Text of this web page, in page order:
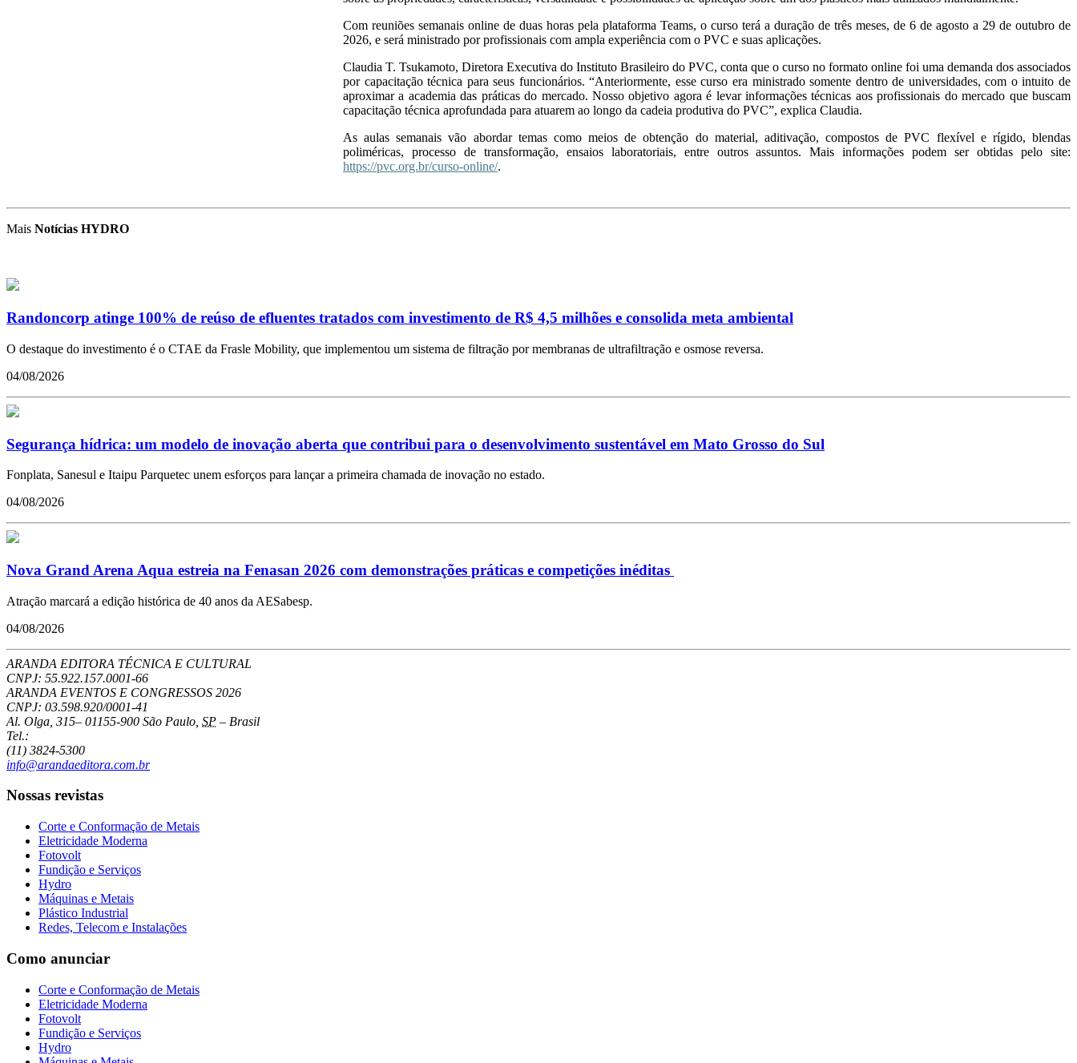
Com reuniões semanais online de duas horas pela plataforma Teams, o curso terá a duração de três meses, de 6 de agosto a 29 de outubro de
2026, e será ministrado por profissionais com ampla experiência com o PVC e suas aplicações.
Claudia T. Tsukamoto, Diretora Executiva do Instituto Brasileiro do PVC, conta que o curso no formato online foi uma demanda dos associados
por capacitação técnica para seus funcionários. “Anteriormente, esse curso era ministrado somente dentro de universidades, com o intuito de
aproximar a academia das práticas do mercado. Nosso objetivo agora é levar informações técnicas aos profissionais do mercado que buscam
capacitação técnica aprofundada para atuarem ao longo da cadeia produtiva do PVC”, explica Claudia.
As aulas semanais vão abordar temas como meios de obtenção do material, aditivação, compostos de PVC flexível e rígido, blendas
poliméricas, processo de transformação, ensaios laboratoriais, entre outros assuntos. Mais informações podem ser obtidas pelo site:
https://pvc.org.br/curso-online/.
Mais Notícias HYDRO
Randoncorp atinge 100% de reúso de efluentes tratados com investimento de R$ 4,5 milhões e consolida meta ambiental
O destaque do investimento é o CTAE da Frasle Mobility, que implementou um sistema de filtração por membranas de ultrafiltração e osmose reversa.
04/08/2026
Segurança hídrica: um modelo de inovação aberta que contribui para o desenvolvimento sustentável em Mato Grosso do Sul
Fonplata, Sanesul e Itaipu Parquetec unem esforços para lançar a primeira chamada de inovação no estado.
04/08/2026
Nova Grand Arena Aqua estreia na Fenasan 2026 com demonstrações práticas e competições inéditas
Atração marcará a edição histórica de 40 anos da AESabesp.
04/08/2026
ARANDA EDITORA TÉCNICA E CULTURAL
CNPJ: 55.922.157.0001-66
ARANDA EVENTOS E CONGRESSOS 2026
CNPJ: 03.598.920/0001-41
Al. Olga, 315– 01155-900 São Paulo SP – Brasil
Tel.:
(11) 3824-5300
info@arandaeditora.com.br
Nossas revistas
Corte e Conformação de Metais
Eletricidade Moderna
Fotovolt
Fundição e Serviços
Hydro
Máquinas e Metais
Plástico Industrial
Redes, Telecom e Instalações
Como anunciar
Corte e Conformação de Metais
Eletricidade Moderna
Fotovolt
Fundição e Serviços
Hydro